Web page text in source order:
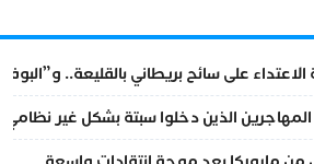
على سائح بريطاني بالقليعة..
المهاجرين الذين دخلوا سبتة بشكل غير